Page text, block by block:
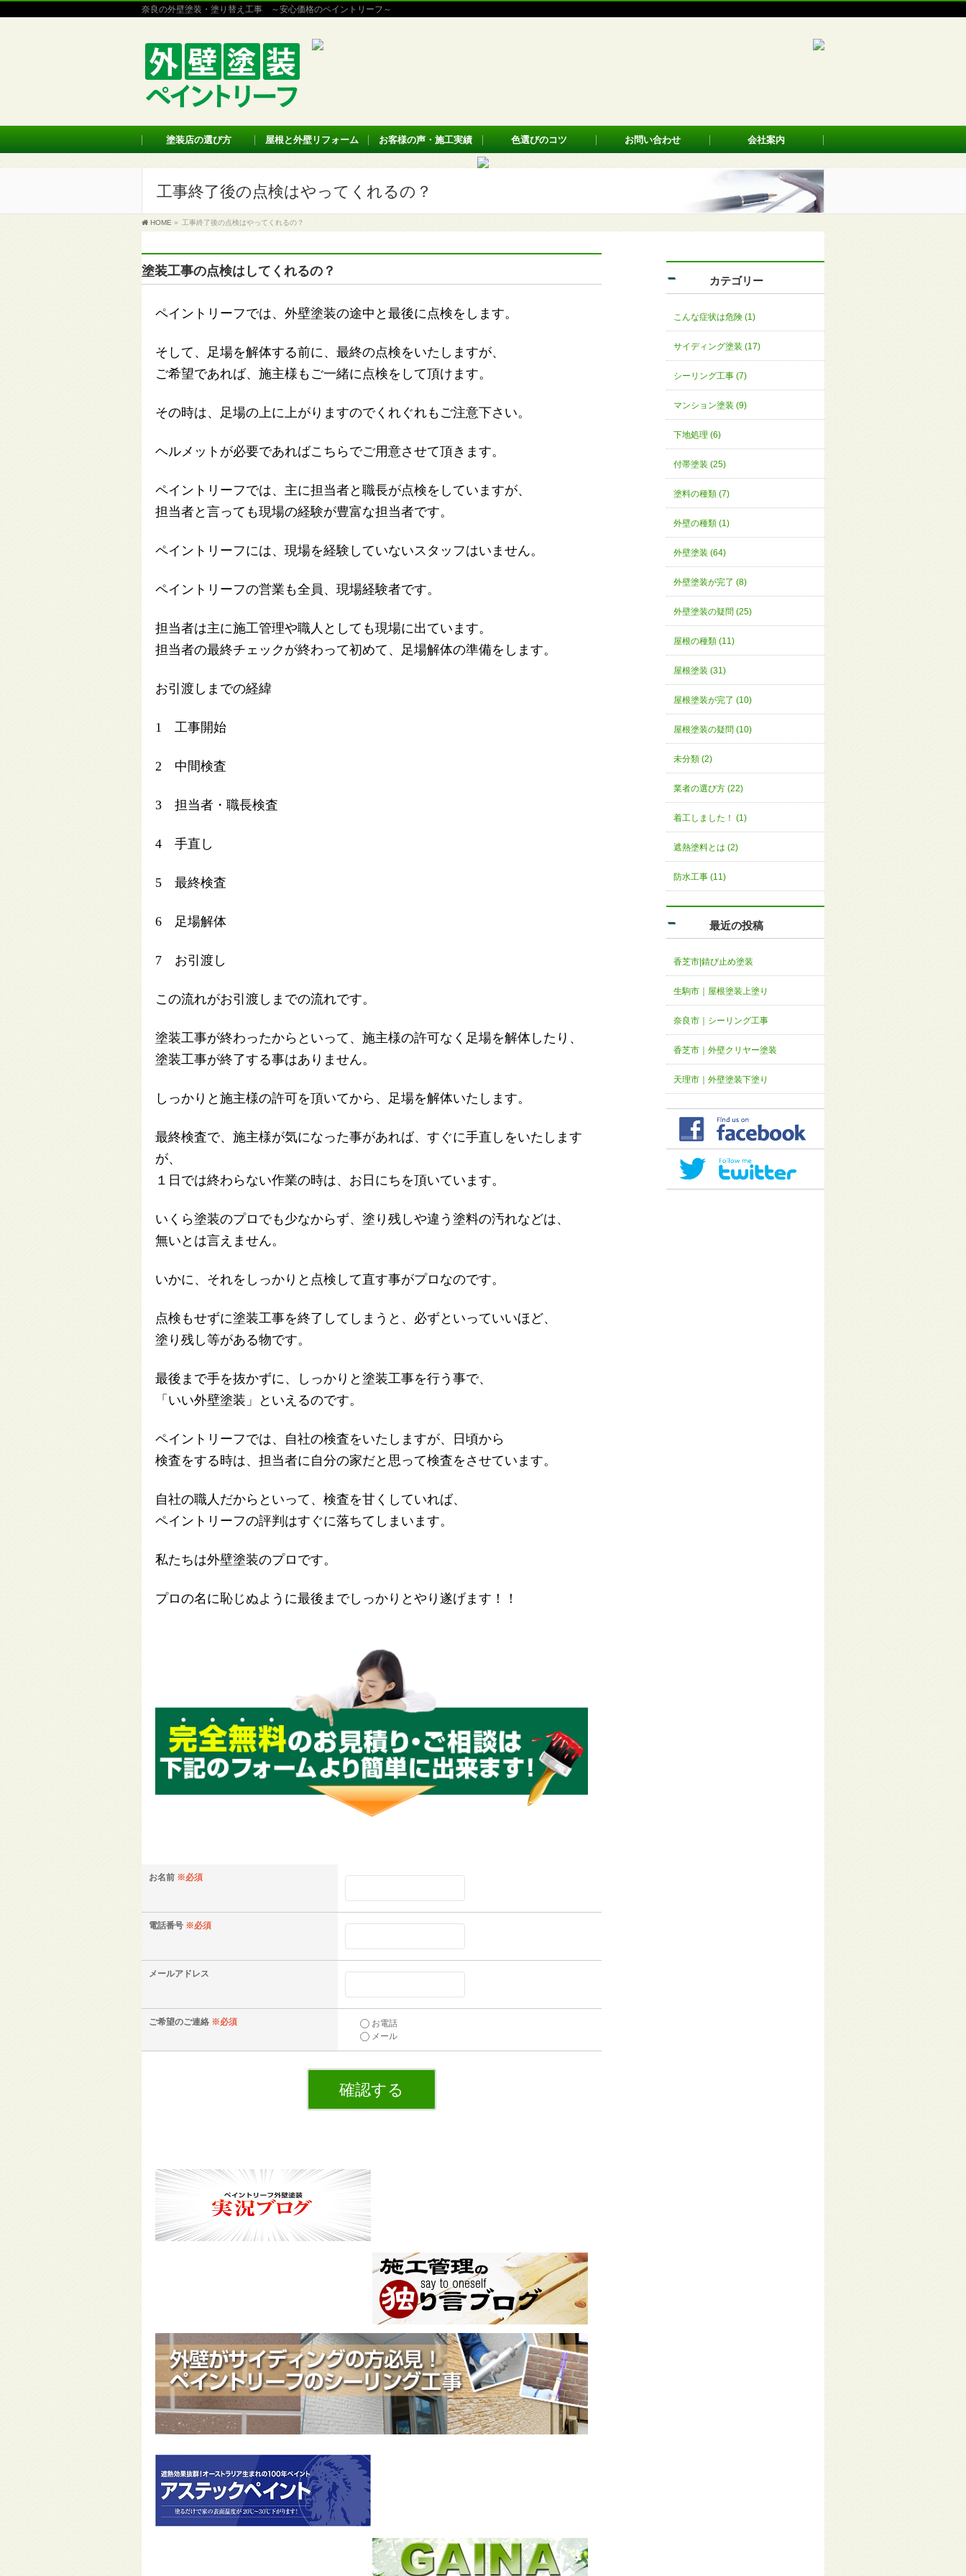
奈良の外壁塗装・塗り替え工事 ～安心価格のペイントリーフ～
塗装店の選び方 屋根と外壁リフォーム お客様の声・施工実績 色選びのコツ お問い合わせ 会社案内
工事終了後の点検はやってくれるの？
HOME » 工事終了後の点検はやってくれるの？
塗装工事の点検はしてくれるの？
ペイントリーフでは、外壁塗装の途中と最後に点検をします。
そして、足場を解体する前に、最終の点検をいたしますが、
ご希望であれば、施主様もご一緒に点検をして頂けます。
その時は、足場の上に上がりますのでくれぐれもご注意下さい。
ヘルメットが必要であればこちらでご用意させて頂きます。
ペイントリーフでは、主に担当者と職長が点検をしていますが、
担当者と言っても現場の経験が豊富な担当者です。
ペイントリーフには、現場を経験していないスタッフはいません。
ペイントリーフの営業も全員、現場経験者です。
担当者は主に施工管理や職人としても現場に出ています。
担当者の最終チェックが終わって初めて、足場解体の準備をします。
お引渡しまでの経緯
1 工事開始
2 中間検査
3 担当者・職長検査
4 手直し
5 最終検査
6 足場解体
7 お引渡し
この流れがお引渡しまでの流れです。
塗装工事が終わったからといって、施主様の許可なく足場を解体したり、
塗装工事が終了する事はありません。
しっかりと施主様の許可を頂いてから、足場を解体いたします。
最終検査で、施主様が気になった事があれば、すぐに手直しをいたします
が、
１日では終わらない作業の時は、お日にちを頂いています。
いくら塗装のプロでも少なからず、塗り残しや違う塗料の汚れなどは、
無いとは言えません。
いかに、それをしっかりと点検して直す事がプロなのです。
点検もせずに塗装工事を終了してしまうと、必ずといっていいほど、
塗り残し等がある物です。
最後まで手を抜かずに、しっかりと塗装工事を行う事で、
「いい外壁塗装」といえるのです。
ペイントリーフでは、自社の検査をいたしますが、日頃から
検査をする時は、担当者に自分の家だと思って検査をさせています。
自社の職人だからといって、検査を甘くしていれば、
ペイントリーフの評判はすぐに落ちてしまいます。
私たちは外壁塗装のプロです。
プロの名に恥じぬように最後までしっかりとやり遂げます！！
お名前 ※必須
電話番号 ※必須
メールアドレス
ご希望のご連絡 ※必須
お電話
メール
カテゴリー
こんな症状は危険 (1)
サイディング塗装 (17)
シーリング工事 (7)
マンション塗装 (9)
下地処理 (6)
付帯塗装 (25)
塗料の種類 (7)
外壁の種類 (1)
外壁塗装 (64)
外壁塗装が完了 (8)
外壁塗装の疑問 (25)
屋根の種類 (11)
屋根塗装 (31)
屋根塗装が完了 (10)
屋根塗装の疑問 (10)
未分類 (2)
業者の選び方 (22)
着工しました！ (1)
遮熱塗料とは (2)
防水工事 (11)
最近の投稿
香芝市|錆び止め塗装
生駒市｜屋根塗装上塗り
奈良市｜シーリング工事
香芝市｜外壁クリヤー塗装
天理市｜外壁塗装下塗り